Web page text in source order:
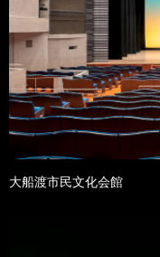
大船渡市民文化会館